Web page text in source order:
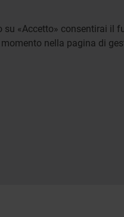
su «Accetto» consentirai il
nella pagina di